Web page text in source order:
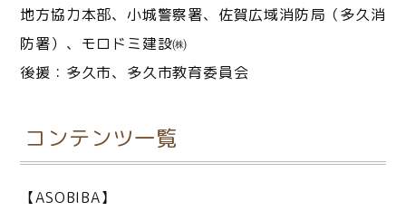
地方協力本部、小城警察署、佐賀広域消防局（多久消
防署）、モロドミ建設㈱
後援：多久市、多久市教育委員会
コンテンツ一覧
【ASOBIBA】